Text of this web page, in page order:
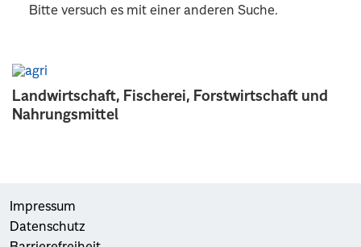
Landwirtschaft, Fischerei, Forstwirtschaft und
Nahrungsmittel
Bitte versuch es mit einer anderen Suche.
Impressum
Datenschutz